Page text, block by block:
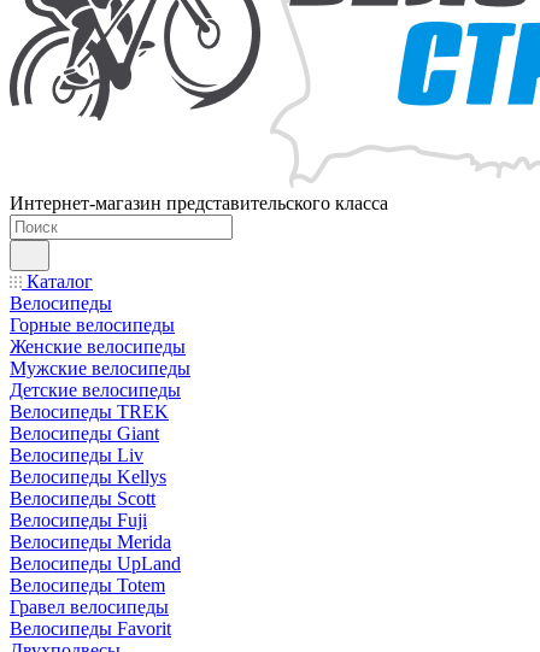
Интернет-магазин представительского класса
Каталог
Велосипеды
Горные велосипеды
Женские велосипеды
Мужские велосипеды
Детские велосипеды
Велосипеды TREK
Велосипеды Giant
Велосипеды Liv
Велосипеды Kellys
Велосипеды Scott
Велосипеды Fuji
Велосипеды Merida
Велосипеды UpLand
Велосипеды Totem
Гравел велосипеды
Велосипеды Favorit